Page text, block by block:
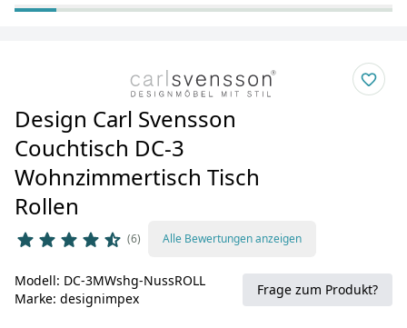
Design Carl Svensson
Couchtisch DC-3
Wohnzimmertisch Tisch
Rollen
6 Alle Bewertungen anzeigen
Modell: DC-3MWshg-NussROLL
Marke: designimpex
Frage zum Produkt?